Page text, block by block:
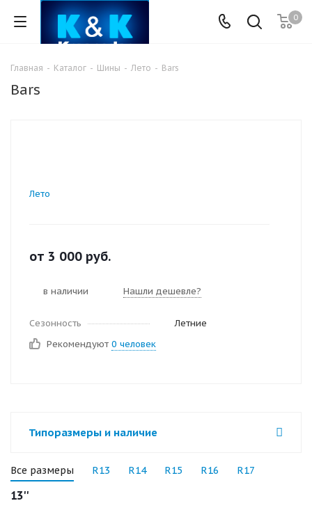
0
Главная - Каталог - Шины - Лето - Bars
Bars
Лето
от 3 000 руб.
в наличии Нашли дешевле?
Сезонность
Летние
Рекомендуют 0 человек
Типоразмеры и наличие
Все размеры R13 R14 R15 R16 R17
13''